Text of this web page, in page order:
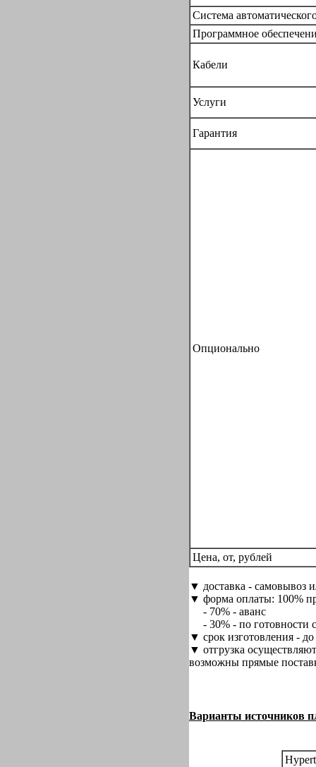
Система
Программное
Кабели
Услуги
Гарантия
Опционально
Цена, от, рублей
▼ доставка - самовывоз
▼ форма оплаты: 100%
- 70% - аванс
- 30% - по готовности
▼ срок изготовления -
▼ отгрузка
возможны прямые
Варианты источников